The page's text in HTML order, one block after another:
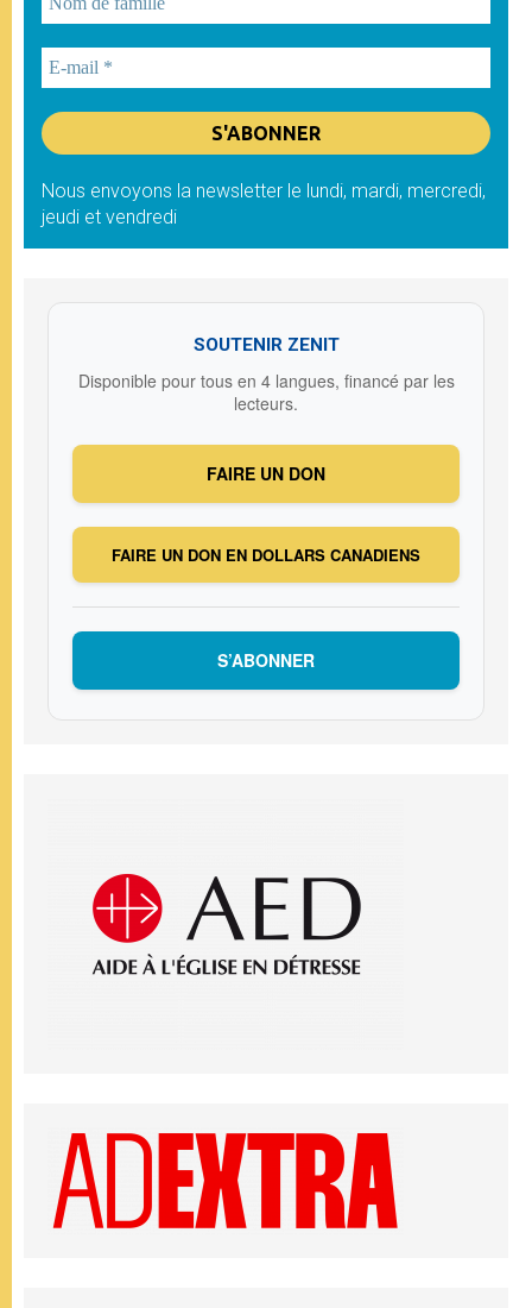
Nous envoyons la newsletter le lundi, mardi, mercredi,
jeudi et vendredi
SOUTENIR ZENIT
Disponible pour tous en 4 langues, financé par les
lecteurs.
FAIRE UN DON
FAIRE UN DON EN DOLLARS CANADIENS
S’ABONNER